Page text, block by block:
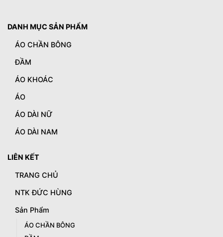
DANH MỤC SẢN PHẨM
ÁO CHẦN BÔNG
ĐẦM
ÁO KHOÁC
ÁO
ÁO DÀI NỮ
ÁO DÀI NAM
LIÊN KẾT
TRANG CHỦ
NTK ĐỨC HÙNG
Sản Phẩm
ÁO CHẦN BÔNG